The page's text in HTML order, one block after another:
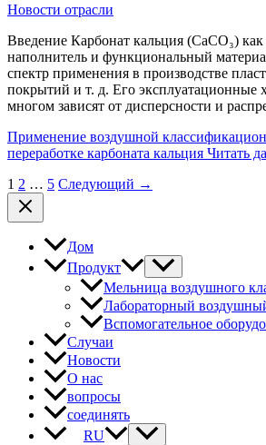
Новости отрасли
Введение Карбонат кальция (CaCO₃)
наполнитель и функциональный
спектр применения в производстве
покрытий и т. д. Его эксплуатационные
многом зависят от дисперсности и
Применение воздушной
переработке карбоната кальция Читать
1 2 … 5 Следующий →
Дом
Продукт
Мельница воздушного
Лабораторный
Вспомогательное
Случаи
Новости
О нас
вопросы
соединять
RU